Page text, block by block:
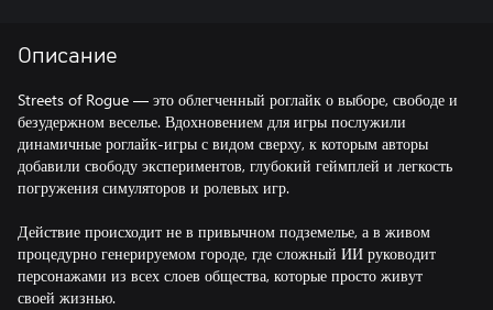
Описание
Streets of Rogue — это облегченный роглайк о выборе, свободе и
безудержном веселье. Вдохновением для игры послужили
динамичные роглайк-игры с видом сверху, к которым авторы
добавили свободу экспериментов, глубокий геймплей и легкость
погружения симуляторов и ролевых игр.
Действие происходит не в привычном подземелье, а в живом
процедурно генерируемом городе, где сложный ИИ руководит
персонажами из всех слоев общества, которые просто живут
своей жизнью.